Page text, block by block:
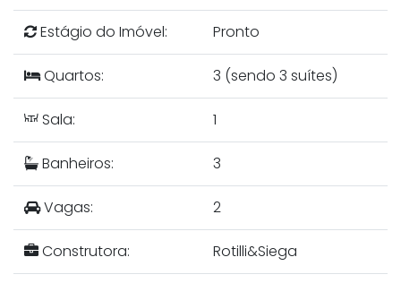
Estágio do Imóvel: Pronto
Quartos: 3 (sendo 3 suítes)
Sala: 1
Banheiros: 3
Vagas: 2
Construtora: Rotilli&Siega